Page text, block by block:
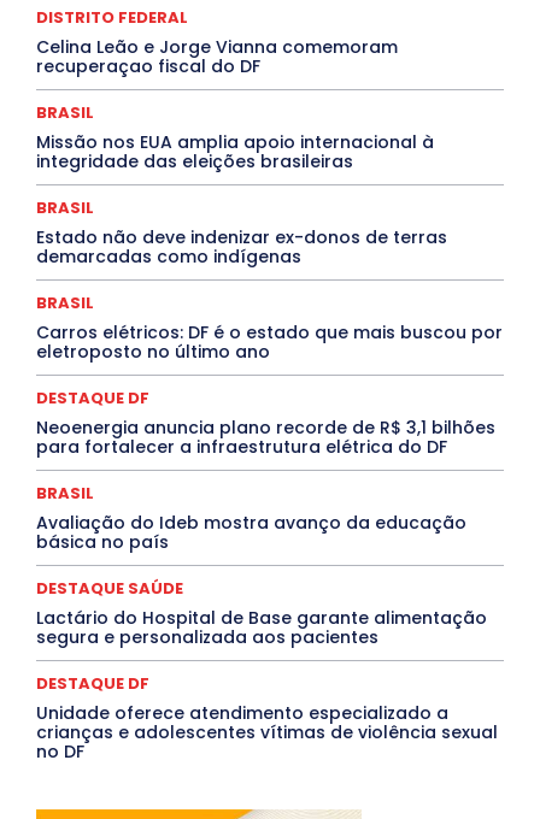
Congressuanas & Esplanadumas
Covid-19
Crônica Política
Cultura e Tal
DANÇA Dengue
DESTAQUE BRASIL
DESTAQUE DF
DESTAQUES OUTROS
ELEIÇÕES
EMPREGO E OPORTUNIDADES
Especial
Espírito Santo ESPORTE
EVENTOS
EXPOSIÇÃO Featured
Febre Amarela
INTELIGÊNCIA ARTIFICIAL
INTERNACIONAL
Jogos Online
JUDICIÁRIO
Mato Grosso
MEIO AMBIENTE
Paraíba
Paraná Pernambuco Piauí
POLÍTICA
PROCESSO SELETIVO
QUALIFICAÇÃO PROFISSIONAL
RESIDÊNCIA
Santa Catarina
São Paulo SARAMPO
SAÚDE
Saúde Agora
SEGURANÇA
Soltando o Verbo
TÁ FROID?
TEATRO TECNOLOGIA
TIC TAC
Mais
DISTRITO FEDERAL
Celina Leão e Jorge Vianna comemoram
recuperaçao fiscal do DF
BRASIL
Missão nos EUA amplia apoio internacional à
integridade das eleições brasileiras
BRASIL
Estado não deve indenizar ex-donos de terras
demarcadas como indígenas
BRASIL
Carros elétricos: DF é o estado que mais buscou por
eletroposto no último ano
DESTAQUE DF
Neoenergia anuncia plano recorde de R$ 3,1 bilhões
para fortalecer a infraestrutura elétrica do DF
BRASIL
Avaliação do Ideb mostra avanço da educação
básica no país
DESTAQUE SAÚDE
Lactário do Hospital de Base garante alimentação
segura e personalizada aos pacientes
DESTAQUE DF
Unidade oferece atendimento especializado a
crianças e adolescentes vítimas de violência sexual
no DF